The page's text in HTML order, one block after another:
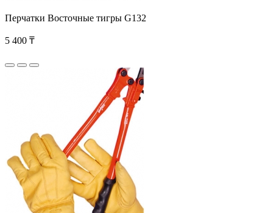
Перчатки Восточные тигры G132
5 400 ₸